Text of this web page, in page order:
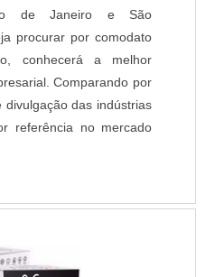
de Janeiro e São
procurar por comodato
conhecerá a melhor
Comparando por
das indústrias
referência no mercado
ser prestado por
e execuções mal